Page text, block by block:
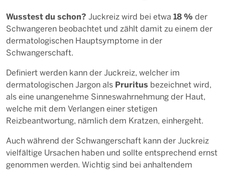
Wusstest du schon? Juckreiz wird bei etwa 18 % der
Schwangeren beobachtet und zählt damit zu einem der
dermatologischen Hauptsymptome in der
Schwangerschaft.
Definiert werden kann der Juckreiz, welcher im
dermatologischen Jargon als Pruritus bezeichnet wird,
als eine unangenehme Sinneswahrnehmung der Haut,
welche mit dem Verlangen einer stetigen
Reizbeantwortung, nämlich dem Kratzen, einhergeht.
Auch während der Schwangerschaft kann der Juckreiz
vielfältige Ursachen haben und sollte entsprechend ernst
genommen werden. Wichtig sind bei anhaltendem